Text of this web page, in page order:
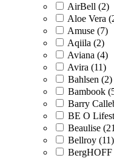
AirBell (2)
Aloe Vera
Amuse (7)
Aqiila (2)
Aviana (4)
Avira (11)
Bahlsen (2)
Bambook
Barry
BE O
Beaulise
Bellroy (11)
BergHOFF